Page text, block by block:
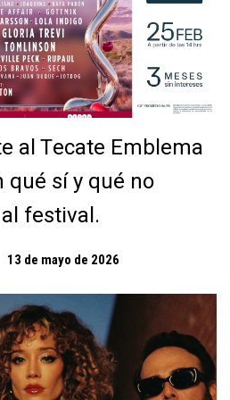
al Tecate Emblema
qué sí y qué no
festival.
13 de mayo de 2026